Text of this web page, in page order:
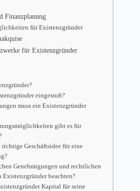
Finanzplanung
für Existenzgründer
für Existenzgründer
eingestuft?
muss ein Existenzgründer
gibt es für
Geschäftsidee für eine
Genehmigungen und rechtlichen
Existenzgründer beachten?
Kapital für seine